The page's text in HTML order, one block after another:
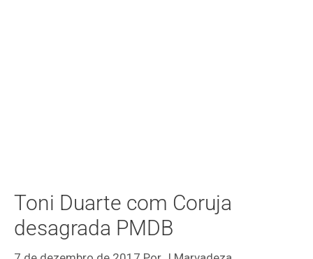
Toni Duarte com Coruja
desagrada PMDB